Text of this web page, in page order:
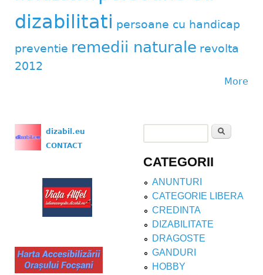
dizabilitati persoane cu handicap
preventie remedii naturale revolta
2012
More
dizabil.eu
CONTACT
Search form
CATEGORII
ANUNTURI
CATEGORIE LIBERA
CREDINTA
DIZABILITATE
DRAGOSTE
GANDURI
HOBBY